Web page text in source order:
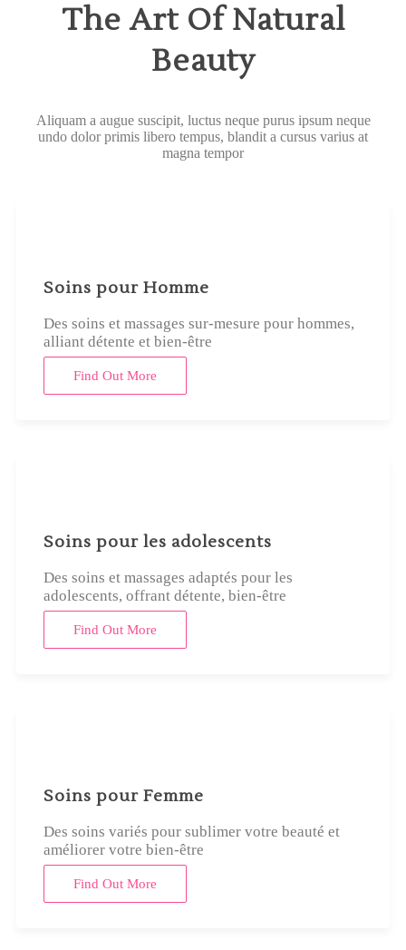
The Art Of Natural
Beauty
Aliquam a augue suscipit, luctus neque purus ipsum neque
undo dolor primis libero tempus, blandit a cursus varius at
magna tempor
Soins pour Homme
Des soins et massages sur-mesure pour hommes,
alliant détente et bien-être
Find Out More
Soins pour les adolescents
Des soins et massages adaptés pour les
adolescents, offrant détente, bien-être
Find Out More
Soins pour Femme
Des soins variés pour sublimer votre beauté et
améliorer votre bien-être
Find Out More